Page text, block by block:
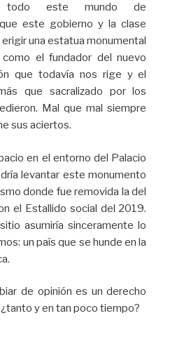
todo este mundo de
este gobierno y la clase
una estatua monumental
el fundador del nuevo
que todavía nos rige y el
que sacralizado por los
Mal que mal siempre
sus aciertos.
en el entorno del Palacio
levantar este monumento
donde fue removida la del
el Estallido social del 2019.
asumiría sinceramente lo
un país que se hunde en la
de opinión es un derecho
y en tan poco tiempo?